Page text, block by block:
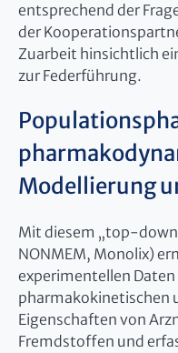
entsprechend der
der
Zuarbeit hinsichtlich
zur Federführung.
Modellierung
Mit diesem „top-
NONMEM, Monolix)
experimentellen
pharmakokinetischen
Eigenschaften von
Fremdstoffen und